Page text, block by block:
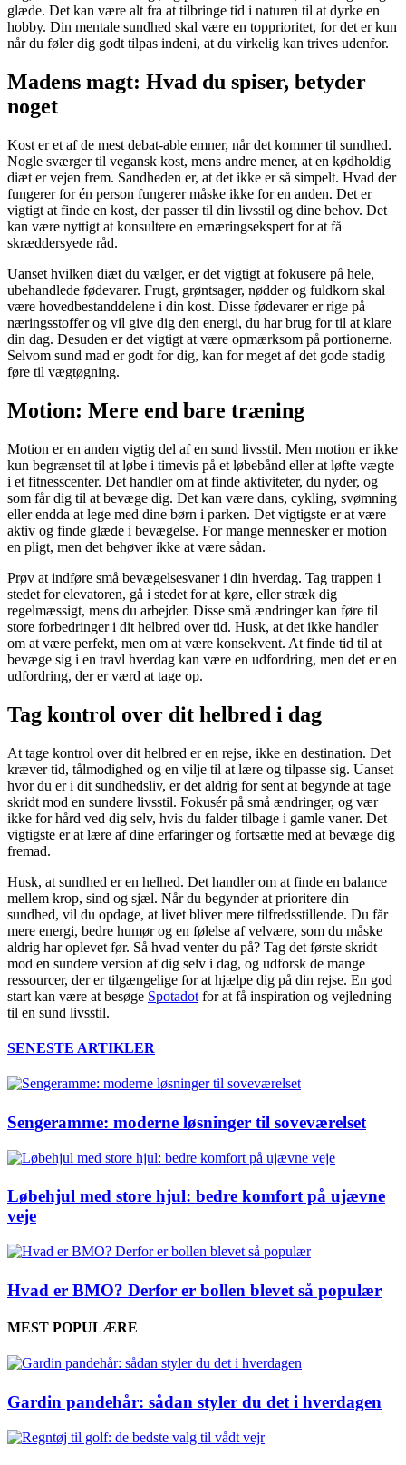
glæde. Det kan være alt fra at tilbringe tid i naturen til at dyrke en
hobby. Din mentale sundhed skal være en topprioritet, for det er kun
når du føler dig godt tilpas indeni, at du virkelig kan trives udenfor.
Madens magt: Hvad du spiser, betyder
noget
Kost er et af de mest debat-able emner, når det kommer til sundhed.
Nogle sværger til vegansk kost, mens andre mener, at en kødholdig
diæt er vejen frem. Sandheden er, at det ikke er så simpelt. Hvad der
fungerer for én person fungerer måske ikke for en anden. Det er
vigtigt at finde en kost, der passer til din livsstil og dine behov. Det
kan være nyttigt at konsultere en ernæringsekspert for at få
skræddersyede råd.
Uanset hvilken diæt du vælger, er det vigtigt at fokusere på hele,
ubehandlede fødevarer. Frugt, grøntsager, nødder og fuldkorn skal
være hovedbestanddelene i din kost. Disse fødevarer er rige på
næringsstoffer og vil give dig den energi, du har brug for til at klare
din dag. Desuden er det vigtigt at være opmærksom på portionerne.
Selvom sund mad er godt for dig, kan for meget af det gode stadig
føre til vægtøgning.
Motion: Mere end bare træning
Motion er en anden vigtig del af en sund livsstil. Men motion er ikke
kun begrænset til at løbe i timevis på et løbebånd eller at løfte vægte
i et fitnesscenter. Det handler om at finde aktiviteter, du nyder, og
som får dig til at bevæge dig. Det kan være dans, cykling, svømning
eller endda at lege med dine børn i parken. Det vigtigste er at være
aktiv og finde glæde i bevægelse. For mange mennesker er motion
en pligt, men det behøver ikke at være sådan.
Prøv at indføre små bevægelsesvaner i din hverdag. Tag trappen i
stedet for elevatoren, gå i stedet for at køre, eller stræk dig
regelmæssigt, mens du arbejder. Disse små ændringer kan føre til
store forbedringer i dit helbred over tid. Husk, at det ikke handler
om at være perfekt, men om at være konsekvent. At finde tid til at
bevæge sig i en travl hverdag kan være en udfordring, men det er en
udfordring, der er værd at tage op.
Tag kontrol over dit helbred i dag
At tage kontrol over dit helbred er en rejse, ikke en destination. Det
kræver tid, tålmodighed og en vilje til at lære og tilpasse sig. Uanset
hvor du er i dit sundhedsliv, er det aldrig for sent at begynde at tage
skridt mod en sundere livsstil. Fokusér på små ændringer, og vær
ikke for hård ved dig selv, hvis du falder tilbage i gamle vaner. Det
vigtigste er at lære af dine erfaringer og fortsætte med at bevæge dig
fremad.
Husk, at sundhed er en helhed. Det handler om at finde en balance
mellem krop, sind og sjæl. Når du begynder at prioritere din
sundhed, vil du opdage, at livet bliver mere tilfredsstillende. Du får
mere energi, bedre humør og en følelse af velvære, som du måske
aldrig har oplevet før. Så hvad venter du på? Tag det første skridt
mod en sundere version af dig selv i dag, og udforsk de mange
ressourcer, der er tilgængelige for at hjælpe dig på din rejse. En god
start kan være at besøge Spotadot for at få inspiration og vejledning
til en sund livsstil.
SENESTE ARTIKLER
Sengeramme: moderne løsninger til soveværelset
Løbehjul med store hjul: bedre komfort på ujævne
veje
Hvad er BMO? Derfor er bollen blevet så populær
MEST POPULÆRE
Gardin pandehår: sådan styler du det i hverdagen